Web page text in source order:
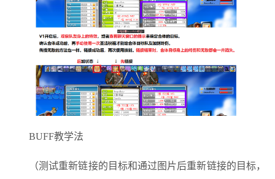
BUFF教学法
（测试重新链接的目标和通过图片后重新链接的目标，